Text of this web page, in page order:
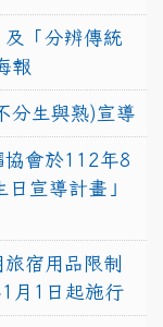
「分辨傳統
報
分生與熟)宣導
協會於112年8
宣導計畫」
宿用品限制
月1日起施行